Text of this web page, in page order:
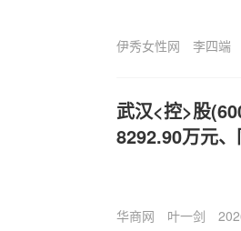
伊秀女性网 李四端
武汉<控>股
8292.90万元
华商网 叶一剑